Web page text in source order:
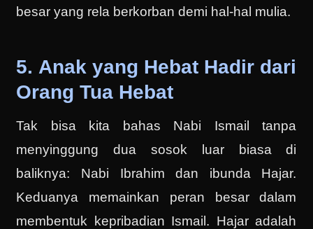
besar yang rela berkorban demi hal-hal mulia.
5. Anak yang Hebat Hadir dari
Orang Tua Hebat
Tak bisa kita bahas Nabi Ismail tanpa
menyinggung dua sosok luar biasa di
baliknya: Nabi Ibrahim dan ibunda Hajar.
Keduanya memainkan peran besar dalam
membentuk kepribadian Ismail. Hajar adalah